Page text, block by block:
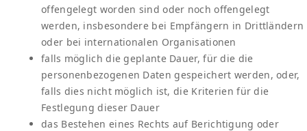
offengelegt worden sind oder noch offengelegt
werden, insbesondere bei Empfängern in Drittländern
oder bei internationalen Organisationen
falls möglich die geplante Dauer, für die die
personenbezogenen Daten gespeichert werden, oder,
falls dies nicht möglich ist, die Kriterien für die
Festlegung dieser Dauer
das Bestehen eines Rechts auf Berichtigung oder